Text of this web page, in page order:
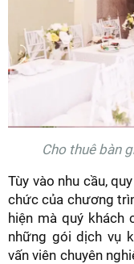
Cho thuê bàn
Tùy vào nhu cầu,
chức của chương
hiện mà quý khách
những gói dịch vụ
vấn viên chuyên